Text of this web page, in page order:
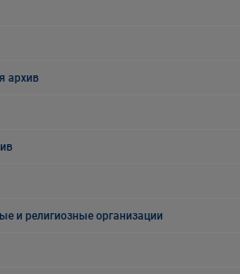
архив
и религиозные организации